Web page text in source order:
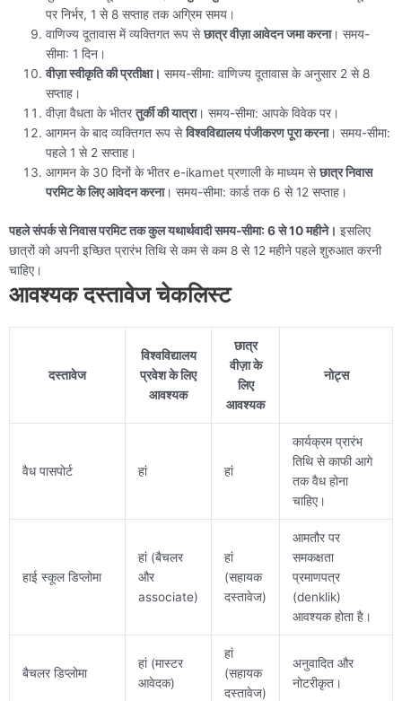
पर निर्भर, 1 से 8 सप्ताह तक अग्रिम समय।
वाणिज्य दूतावास में व्यक्तिगत रूप सेछात्र वीज़ा आवेदन जमा करना। समय-
सीमा: 1 दिन।
वीज़ा स्वीकृति की प्रतीक्षा। समय-सीमा: वाणिज्य दूतावास के अनुसार 2 से 8
सप्ताह।
वीज़ा वैधता के भीतरतुर्की की यात्रा। समय-सीमा: आपके विवेक पर।
आगमन के बाद व्यक्तिगत रूप सेविश्वविद्यालय पंजीकरण पूरा करना। समय-सीमा:
पहले 1 से 2 सप्ताह।
आगमन के 30 दिनों के भीतर e-ikamet प्रणाली के माध्यम सेछात्र निवास
परमिट के लिए आवेदन करना। समय-सीमा: कार्ड तक 6 से 12 सप्ताह।
पहले संपर्क से निवास परमिट तक कुल यथार्थवादी समय-सीमा: 6 से 10 महीने। इसलिए
छात्रों को अपनी इच्छित प्रारंभ तिथि से कम से कम 8 से 12 महीने पहले शुरुआत करनी
चाहिए।
आवश्यक दस्तावेज चेकलिस्ट
दस्तावेज
विश्वविद्यालय
प्रवेश के लिए
आवश्यक
छात्र
वीज़ा के
लिए
आवश्यक
नोट्स
वैध पासपोर्ट हां हां
कार्यक्रम प्रारंभ
तिथि से काफी आगे
तक वैध होना
चाहिए।
हाई स्कूल डिप्लोमा
हां (बैचलर
और
associate)
हां
(सहायक
दस्तावेज)
आमतौर पर
समकक्षता
प्रमाणपत्र
(denklik)
आवश्यक होता है।
बैचलर डिप्लोमा
हां (मास्टर
आवेदक)
हां
(सहायक
दस्तावेज)
अनुवादित और
नोटरीकृत।